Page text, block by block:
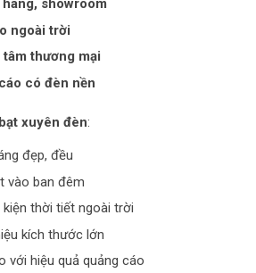
showroom
ngoài trời
thương mại
có đèn nền
bạt xuyên đèn:
đẹp, đều
vào ban đêm
thời tiết ngoài trời
kích thước lớn
với hiệu quả quảng cáo